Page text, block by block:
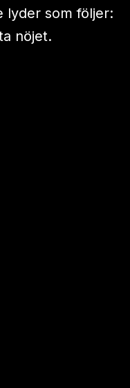
lyder som följer:
nöjet.